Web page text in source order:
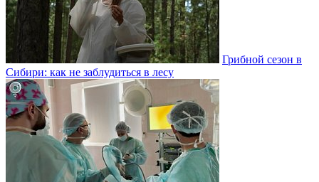
Грибной сезон в
Сибири: как не заблудиться в лесу